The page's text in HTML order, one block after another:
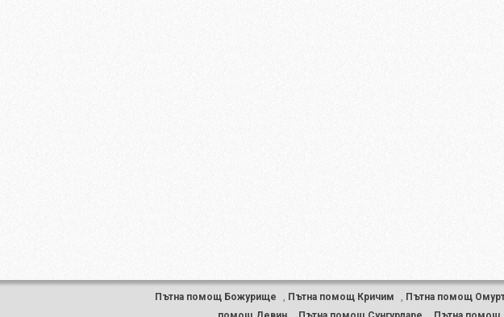
Пътна помощ Божурище , Пътна помощ Кричим , Пътна помощ